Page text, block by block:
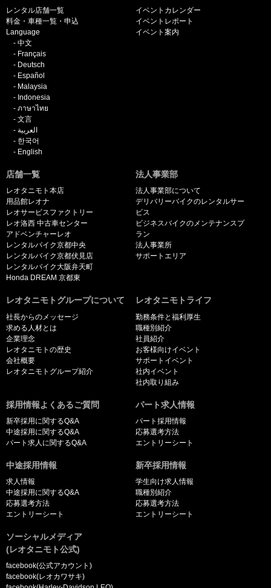
レンタル店舗一覧
料金・車種一覧・申込
Language
中文
Français
Deutsch
Español
Malaysia
Indonesia
ภาษาไทย
文言
العربية
한국어
English
イベントカレンダー
イベントレポート
イベント案内
店舗一覧
レオタニモト本店
用品館レオナ
レオサービスファクトリー
レオ洛西 中古車センター
アドベンチャーレオ
レンタルバイク京都中央
レンタルバイク京都伏見店
レンタルバイク大阪弁天町
Honda DREAM 京都東
法人事業部
法人事業部について
デリバリーバイクのレンタルサー
ビス
ビジネスバイクのメンテナンスプ
ラン
法人事業所
サポートエリア
レオタニモトグループについて
社長からのメッセージ
求める人材とは
企業理念
レオタニモトの歴史
会社概要
レオタニモトグループ紹介
レオタニモトライフ
勤務条件と福利厚生
職種別紹介
社員紹介
お客様向けイベント
サポートイベント
社内イベント
社内取り組み
採用情報よくあるご質問
新卒採用に関するQ&A
中途採用に関するQ&A
パート求人に関するQ&A
パート求人情報
パート採用情報
応募選考方法
エントリーシート
中途採用情報
求人情報
中途採用に関するQ&A
応募選考方法
エントリーシート
新卒採用情報
学生向け求人情報
職種別紹介
応募選考方法
エントリーシート
ソーシャルメディア
(レオタニモト公式)
facebook(公式アカウント)
facebook(レオカワサキ)